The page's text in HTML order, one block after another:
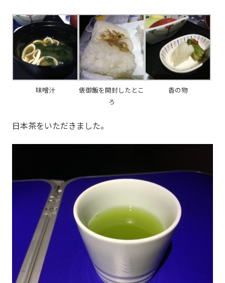
味噌汁
俵御飯を開封したとこ
ろ
香の物
日本茶をいただきました。